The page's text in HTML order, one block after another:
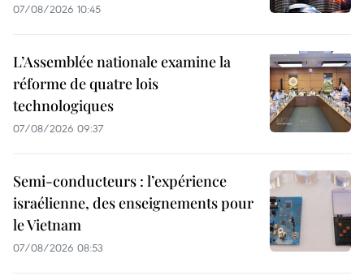
07/08/2026 10:45
L’Assemblée nationale examine la
réforme de quatre lois
technologiques
07/08/2026 09:37
Semi-conducteurs : l’expérience
israélienne, des enseignements pour
le Vietnam
07/08/2026 08:53